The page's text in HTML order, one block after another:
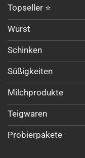
Topseller ⭐
Wurst
Schinken
Süßigkeiten
Milchprodukte
Teigwaren
Probierpakete